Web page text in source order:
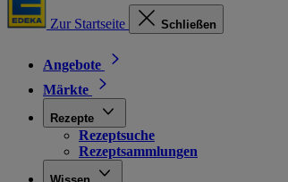
Zur Startseite Schließen
Angebote
Märkte
Rezepte
Rezeptsuche
Rezeptsammlungen